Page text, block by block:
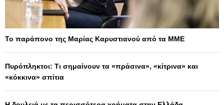
Το παράπονο της Μαρίας Καρυστιανού από τα ΜΜΕ
Πυρόπληκτοι: Τι σημαίνουν τα «πράσινα», «κίτρινα» και
«κόκκινα» σπίτια